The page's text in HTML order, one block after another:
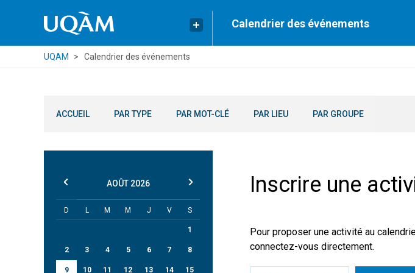
Calendrier des événements
UQAM Calendrier des événements
ACCUEIL PAR TYPE PAR MOT-CLÉ PAR LIEU PAR GROUPE
Inscrire une
Pour proposer une activité au
connectez-vous directement.
AOÛT 2026
D L M M J V S
1
2 3 4 5 6 7 8
9 10 11 12 13 14 15